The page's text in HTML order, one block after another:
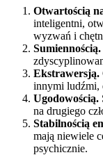
Otwartością
inteligentni,
wyzwań i
Sumiennością.
Ekstrawersją.
innymi ludźmi,
Ugodowością.
na drugiego
Stabilnością
mają niewiele
psychicznie.